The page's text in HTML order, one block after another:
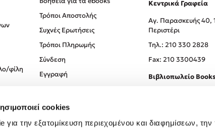
cookies
για την εξατομίκευση περιεχομένου και διαφημίσεων,
φίλη
Τρόποι Αποστολής
Συχνές Ερωτήσεις
Τρόποι Πληρωμής
Σύνδεση
Εγγραφή
Κεντρικά Γραφεία
Αγ. Παρασκευής 40,
Περιστέρι
Tηλ.: 210 330 2828
Fax: 210 3300439
Βιβλιοπωλείο